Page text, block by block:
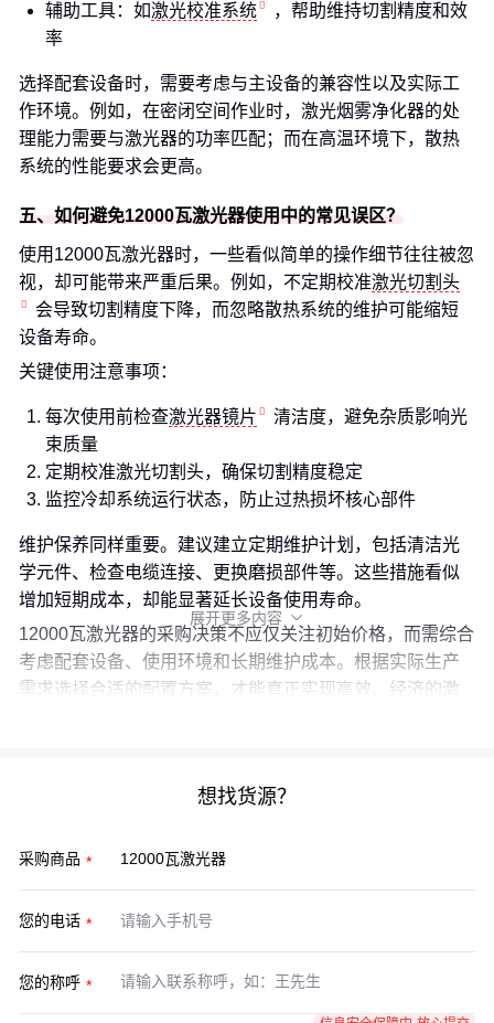
辅助工具：如激光校准系统
，帮助维持切割精度和效
率
选择配套设备时，需要考虑与主设备的兼容性以及实际工
作环境。例如，在密闭空间作业时，激光烟雾净化器的处
理能力需要与激光器的功率匹配；而在高温环境下，散热
系统的性能要求会更高。
五、如何避免12000瓦激光器使用中的常见误区？
使用12000瓦激光器时，一些看似简单的操作细节往往被忽
视，却可能带来严重后果。例如，不定期校准激光切割头
会导致切割精度下降，而忽略散热系统的维护可能缩短
设备寿命。
关键使用注意事项：
每次使用前检查激光器镜片
清洁度，避免杂质影响光
束质量
定期校准激光切割头，确保切割精度稳定
监控冷却系统运行状态，防止过热损坏核心部件
维护保养同样重要。建议建立定期维护计划，包括清洁光
学元件、检查电缆连接、更换磨损部件等。这些措施看似
增加短期成本，却能显著延长设备使用寿命。
12000瓦激光器的采购决策不应仅关注初始价格，而需综合
考虑配套设备、使用环境和长期维护成本。根据实际生产
需求选择合适的配置方案，才能真正实现高效、经济的激
展开更多内容 
想找货源？
采购商品
您的电话
您的称呼